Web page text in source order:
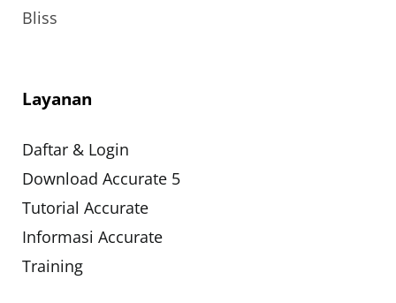
Bliss
Layanan
Daftar & Login
Download Accurate 5
Tutorial Accurate
Informasi Accurate
Training